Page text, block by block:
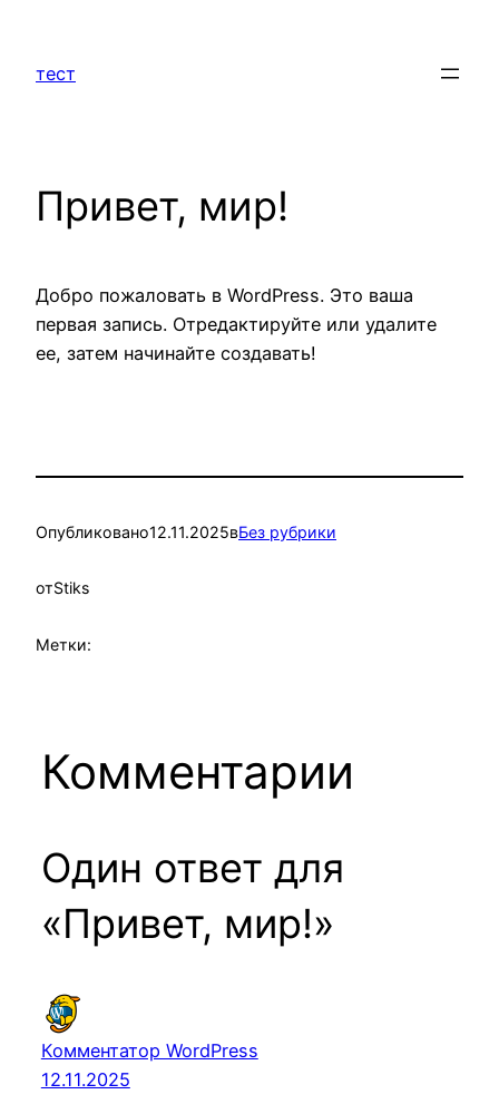
содержимому
тест
Привет, мир!
Добро пожаловать в WordPress. Это ваша
первая запись. Отредактируйте или удалите
ее, затем начинайте создавать!
Опубликовано12.11.2025вБез рубрики
отStiks
Метки:
Комментарии
Один ответ для
«Привет, мир!»
Комментатор WordPress
12.11.2025